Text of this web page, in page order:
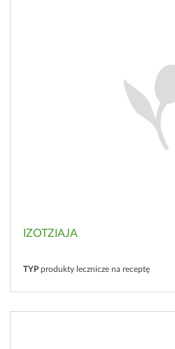
IZOTZIAJA
TYP produkty lecznicze na receptę